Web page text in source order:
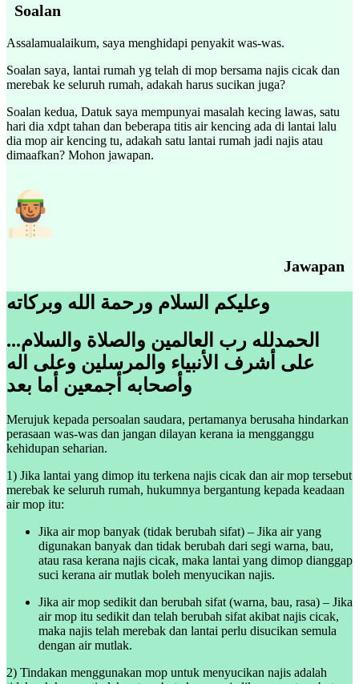
Soalan
Assalamualaikum, saya menghidapi penyakit was-was.
Soalan saya, lantai rumah yg telah di mop bersama najis cicak dan
merebak ke seluruh rumah, adakah harus sucikan juga?
Soalan kedua, Datuk saya mempunyai masalah kecing lawas, satu
hari dia xdpt tahan dan beberapa titis air kencing ada di lantai lalu
dia mop air kencing tu, adakah satu lantai rumah jadi najis atau
dimaafkan? Mohon jawapan.
Jawapan
وعليكم السلام ورحمة الله وبركاته
...الحمدلله رب العالمين والصلاة والسلام
على أشرف الأنبياء والمرسلين وعلى اله
وأصحابه أجمعين أما بعد
Merujuk kepada persoalan saudara, pertamanya berusaha hindarkan
perasaan was-was dan jangan dilayan kerana ia mengganggu
kehidupan seharian.
1) Jika lantai yang dimop itu terkena najis cicak dan air mop tersebut
merebak ke seluruh rumah, hukumnya bergantung kepada keadaan
air mop itu:
Jika air mop banyak (tidak berubah sifat) – Jika air yang
digunakan banyak dan tidak berubah dari segi warna, bau,
atau rasa kerana najis cicak, maka lantai yang dimop dianggap
suci kerana air mutlak boleh menyucikan najis.
Jika air mop sedikit dan berubah sifat (warna, bau, rasa) – Jika
air mop itu sedikit dan telah berubah sifat akibat najis cicak,
maka najis telah merebak dan lantai perlu disucikan semula
dengan air mutlak.
2) Tindakan menggunakan mop untuk menyucikan najis adalah